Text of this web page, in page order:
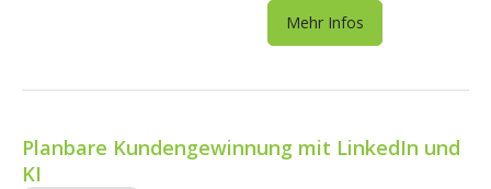
Mehr Infos
Planbare Kundengewinnung mit LinkedIn und
KI